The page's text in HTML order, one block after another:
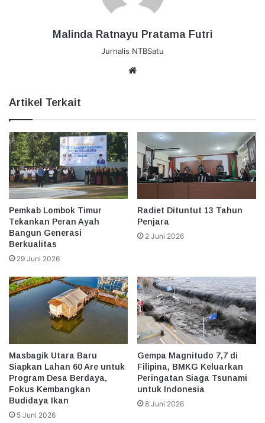
Malinda Ratnayu Pratama Futri
Jurnalis NTBSatu
Artikel Terkait
Pemkab Lombok Timur
Tekankan Peran Ayah
Bangun Generasi
Berkualitas
29 Juni 2026
Radiet Dituntut 13 Tahun
Penjara
2 Juni 2026
Masbagik Utara Baru
Siapkan Lahan 60 Are untuk
Program Desa Berdaya,
Fokus Kembangkan
Budidaya Ikan
5 Juni 2026
Gempa Magnitudo 7,7 di
Filipina, BMKG Keluarkan
Peringatan Siaga Tsunami
untuk Indonesia
8 Juni 2026